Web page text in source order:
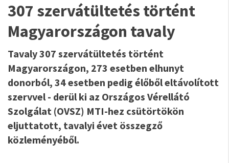
307 szervátültetés történt
Magyarországon tavaly
Tavaly 307 szervátültetés történt
Magyarországon, 273 esetben elhunyt
donorból, 34 esetben pedig élőből eltávolított
szervvel - derül ki az Országos Vérellátó
Szolgálat (OVSZ) MTI-hez csütörtökön
eljuttatott, tavalyi évet összegző
közleményéből.